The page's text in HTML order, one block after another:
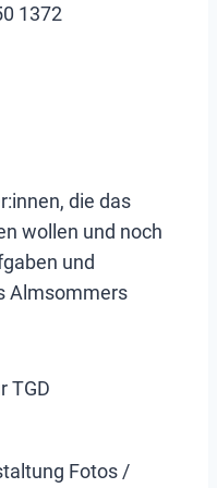
1372
die das
wollen und noch
und
Almsommers
TGD
Fotos /